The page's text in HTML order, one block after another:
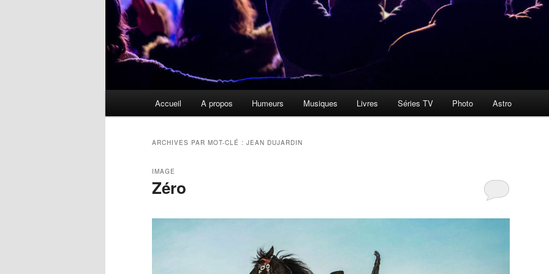
Accueil A propos Humeurs Musiques Livres Séries TV Photo Astro
ARCHIVES PAR MOT-CLÉ : JEAN DUJARDIN
Zéro
IMAGE